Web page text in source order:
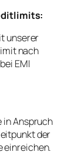
unserer
nach
EMI
in Anspruch
der
einreichen.